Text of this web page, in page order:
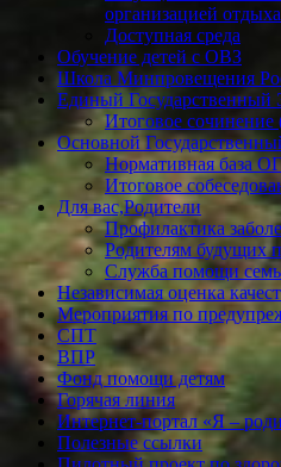
организацией
Доступная среда
Обучение детей с ОВЗ
Школа Минпровещения
Единый Государственный
Итоговое сочинение
Основной
Нормативная база
Итоговое
Для вас,Родители
Профилактика
Родителям будущих
Служба помощи
Независимая оценка
Мероприятия по
СПТ
ВПР
Фонд помощи детям
Горячая линия
Интернет-портал «Я –
Полезные ссылки